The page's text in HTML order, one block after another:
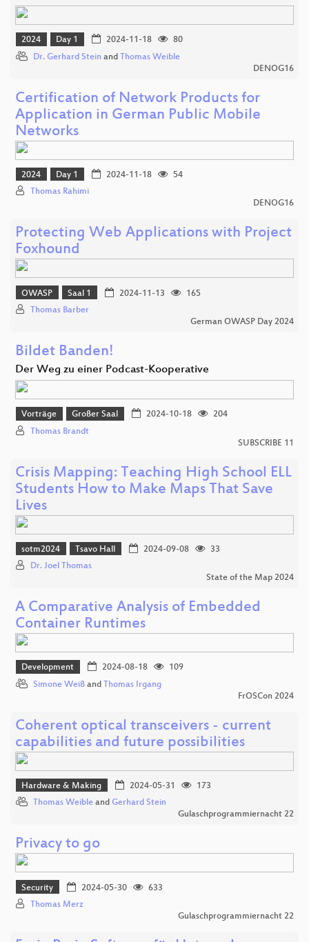
2024 Day 1 2024-11-18
80
Dr. Gerhard Stein and Thomas Weible
DENOG16
Certification of Network Products for
Application in German Public Mobile
Networks
2024 Day 1 2024-11-18
54
Thomas Rahimi
DENOG16
Protecting Web Applications with Project
Foxhound
OWASP Saal 1 2024-11-13
165
Thomas Barber
German OWASP Day 2024
Bildet Banden!
Der Weg zu einer Podcast-Kooperative
Vorträge Großer Saal 2024-10-18
204
Thomas Brandt
SUBSCRIBE 11
Crisis Mapping: Teaching High School ELL
Students How to Make Maps That Save
Lives
sotm2024 Tsavo Hall 2024-09-08
33
Dr. Joel Thomas
State of the Map 2024
A Comparative Analysis of Embedded
Container Runtimes
Development 2024-08-18
109
Simone Weiß and Thomas Irgang
FrOSCon 2024
Coherent optical transceivers - current
capabilities and future possibilities
Hardware & Making 2024-05-31
173
Thomas Weible and Gerhard Stein
Gulaschprogrammiernacht 22
Privacy to go
Security 2024-05-30
633
Thomas Merz
Gulaschprogrammiernacht 22